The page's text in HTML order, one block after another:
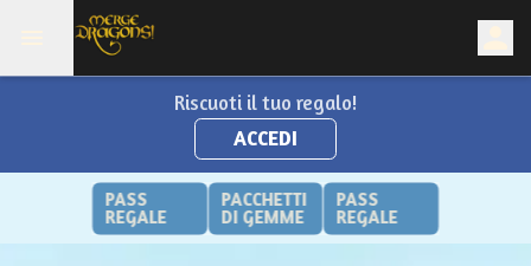
Riscuoti il tuo regalo!
ACCEDI
PASS
REGALE
PACCHETTI
DI GEMME
PASS
REGALE